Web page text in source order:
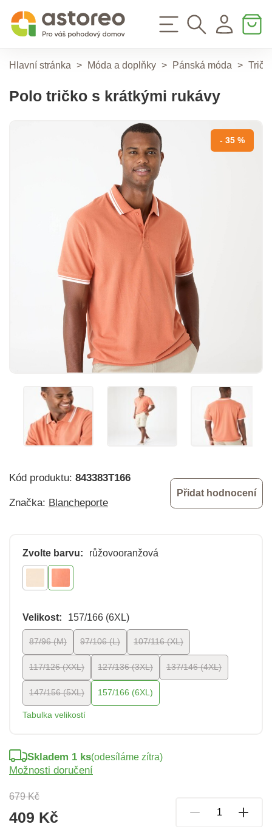
Hlavní stránka > Móda a doplňky > Pánská móda >
Polo tričko s krátkými rukávy
- 35 %
Kód produktu: 843383T166
Značka: Blancheporte
Přidat hodnocení
Zvolte barvu: růžovooranžová
Velikost: 157/166 (6XL)
87/96 (M) 97/106 (L) 107/116 (XL)
117/126 (XXL) 127/136 (3XL) 137/146 (4XL)
147/156 (5XL) 157/166 (6XL)
Tabulka velikostí
679 Kč
409 Kč
Skladem 1 ks(odesíláme zítra)
Možnosti doručení